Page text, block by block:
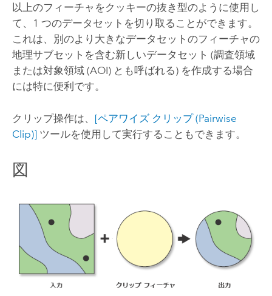
以上のフィーチャをクッキーの抜き型のように使用し
て、1 つのデータセットを切り取ることができます。
これは、別のより大きなデータセットのフィーチャの
地理サブセットを含む新しいデータセット (調査領域
または対象領域 (AOI) とも呼ばれる) を作成する場合
には特に便利です。
クリップ操作は、 [ペアワイズ クリップ (Pairwise
Clip)]ツールを使用して実行することもできます。
図